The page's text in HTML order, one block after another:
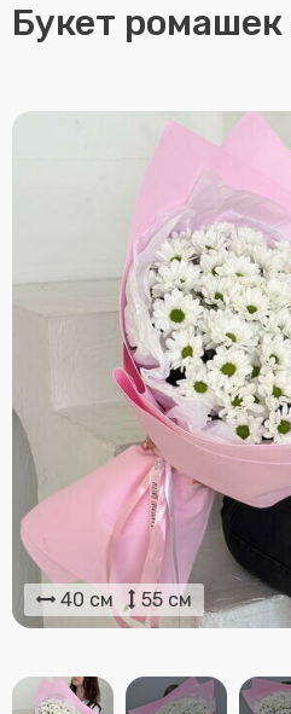
Букет ромашек
40 см 55 см